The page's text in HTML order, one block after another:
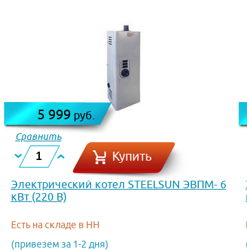
5 999 руб.
Сравнить
Купить
Электрический котел STEELSUN ЭВПМ- 6
кВт (220 В)
Есть на складе в НН
(привезем за 1-2 дня)